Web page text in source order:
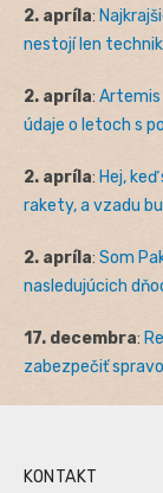
2. apríla:
nestojí len
2. apríla: Artemis
údaje o letoch s
2. apríla: Hej,
rakety, a vzadu
2. apríla: Som
nasledujúcich
17. decembra:
zabezpečiť
KONTAKT